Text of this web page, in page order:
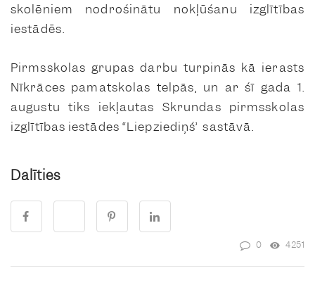
skolēniem nodrošinātu nokļūšanu izglītības
iestādēs.
Pirmsskolas grupas darbu turpinās kā ierasts
Nīkrāces pamatskolas telpās, un ar šī gada 1.
augustu tiks iekļautas Skrundas pirmsskolas
izglītības iestādes “Liepziediņš” sastāvā.
Dalīties
0 4251